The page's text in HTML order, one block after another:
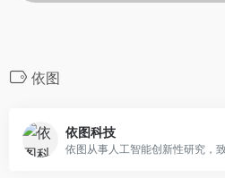
依图
依图科技